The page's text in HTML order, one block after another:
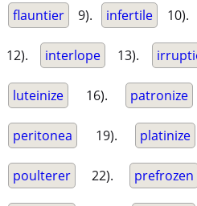
flauntier 9). infertile 10).
12). interlope 13).
luteinize 16). patronize
peritonea 19). platinize
poulterer 22). prefrozen